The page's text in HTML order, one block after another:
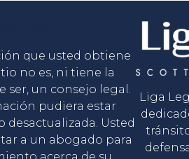
que usted obtiene
no es, ni tiene la
un consejo legal.
pudiera estar
desactualizada. Usted
a un abogado para
Liga